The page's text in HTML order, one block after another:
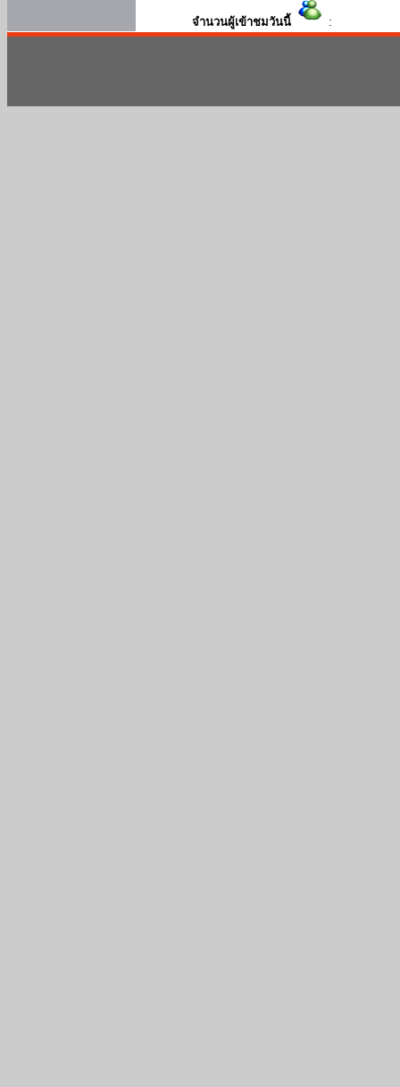
จำนวนผู้เข้าชมวันนี้ :